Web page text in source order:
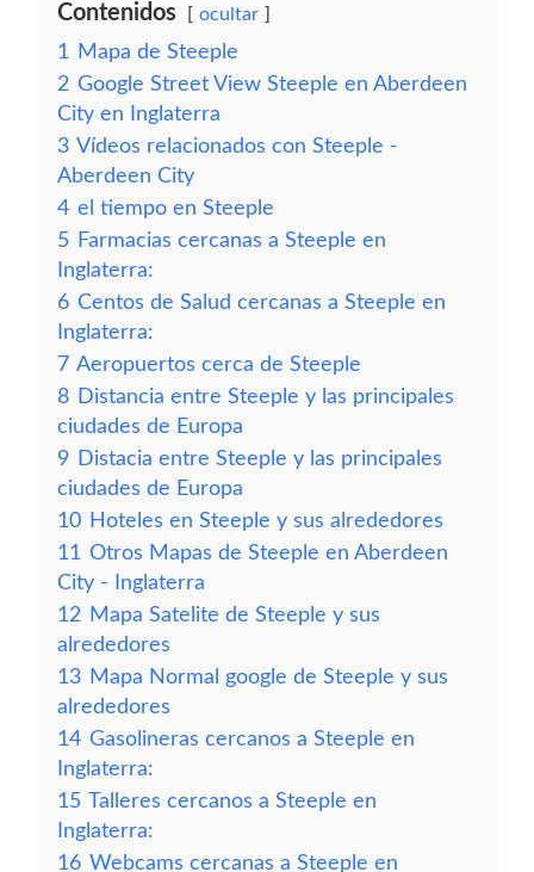
Contenidos ocultar
1
Mapa de Steeple
2 Google Street View Steeple en Aberdeen
City en Inglaterra
3 Vídeos relacionados con Steeple -
Aberdeen City
4 el tiempo en Steeple
5 Farmacias cercanas a Steeple en
Inglaterra:
6 Centos de Salud cercanas a Steeple en
Inglaterra:
7 Aeropuertos cerca de Steeple
8 Distancia entre Steeple y las principales
ciudades de Europa
9 Distacia entre Steeple y las principales
ciudades de Europa
10 Hoteles en Steeple y sus alrededores
11 Otros Mapas de Steeple en Aberdeen
City - Inglaterra
12 Mapa Satelite de Steeple y sus
alrededores
13 Mapa Normal google de Steeple y sus
alrededores
14 Gasolineras cercanos a Steeple en
Inglaterra:
15 Talleres cercanos a Steeple en
Inglaterra:
16 Webcams cercanas a Steeple en